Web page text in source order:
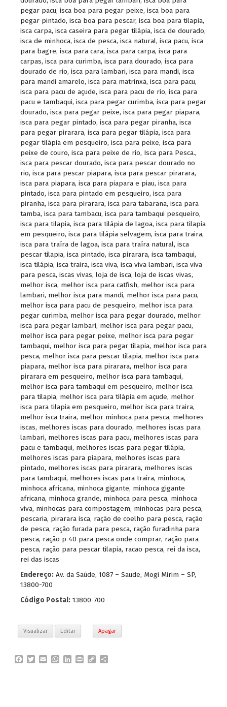
pegar pacu, isca boa para pegar peixe, isca boa para
pegar pintado, isca boa para pescar, isca boa para tilapia,
isca carpa, isca caseira para pegar tilápia, isca de dourado,
isca de minhoca, isca de pesca, isca natural, isca pacu, isca
para bagre, isca para cara, isca para carpa, isca para
carpas, isca para curimba, isca para dourado, isca para
dourado de rio, isca para lambari, isca para mandi, isca
para mandi amarelo, isca para matrinxã, isca para pacu,
isca para pacu de açude, isca para pacu de rio, isca para
pacu e tambaqui, isca para pegar curimba, isca para pegar
dourado, isca para pegar peixe, isca para pegar piapara,
isca para pegar pintado, isca para pegar piranha, isca
para pegar pirarara, isca para pegar tilápia, isca para
pegar tilápia em pesqueiro, isca para peixe, isca para
peixe de couro, isca para peixe de rio, Isca para Pesca.,
isca para pescar dourado, isca para pescar dourado no
rio, isca para pescar piapara, isca para pescar pirarara,
isca para piapara, isca para piapara e piau, isca para
pintado, isca para pintado em pesqueiro, isca para
piranha, isca para pirarara, isca para tabarana, isca para
tamba, isca para tambacu, isca para tambaqui pesqueiro,
isca para tilapia, isca para tilápia de lagoa, isca para tilapia
em pesqueiro, isca para tilápia selvagem, isca para traira,
isca para traíra de lagoa, isca para traíra natural, isca
pescar tilapia, isca pintado, isca pirarara, isca tambaqui,
isca tilápia, isca traira, isca viva, isca viva lambari, isca viva
para pesca, iscas vivas, loja de isca, loja de iscas vivas,
melhor isca, melhor isca para catfish, melhor isca para
lambari, melhor isca para mandi, melhor isca para pacu,
melhor isca para pacu de pesqueiro, melhor isca para
pegar curimba, melhor isca para pegar dourado, melhor
isca para pegar lambari, melhor isca para pegar pacu,
melhor isca para pegar peixe, melhor isca para pegar
tambaqui, melhor isca para pegar tilapia, melhor isca para
pesca, melhor isca para pescar tilapia, melhor isca para
piapara, melhor isca para pirarara, melhor isca para
pirarara em pesqueiro, melhor isca para tambaqui,
melhor isca para tambaqui em pesqueiro, melhor isca
para tilapia, melhor isca para tilápia em açude, melhor
isca para tilapia em pesqueiro, melhor isca para traira,
melhor isca traira, melhor minhoca para pesca, melhores
iscas, melhores iscas para dourado, melhores iscas para
lambari, melhores iscas para pacu, melhores iscas para
pacu e tambaqui, melhores iscas para pegar tilápia,
melhores iscas para piapara, melhores iscas para
pintado, melhores iscas para pirarara, melhores iscas
para tambaqui, melhores iscas para traira, minhoca,
minhoca africana, minhoca gigante, minhoca gigante
africana, minhoca grande, minhoca para pesca, minhoca
viva, minhocas para compostagem, minhocas para pesca,
pescaria, pirarara isca, ração de coelho para pesca, ração
de pesca, ração furada para pesca, ração furadinha para
pesca, ração p 40 para pesca onde comprar, ração para
pesca, ração para pescar tilapia, racao pesca, rei da isca,
rei das iscas
Endereço: Av. da Saúde, 1087 – Saude, Mogi Mirim – SP,
13800-700
Código Postal: 13800-700
Visualizar Editar Apagar
T
E
W
P
C